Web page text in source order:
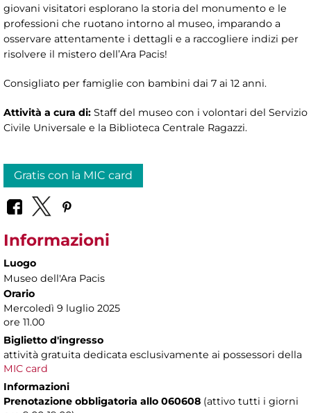
giovani visitatori esplorano la storia del monumento e le
professioni che ruotano intorno al museo, imparando a
osservare attentamente i dettagli e a raccogliere indizi per
risolvere il mistero dell’Ara Pacis!
Consigliato per famiglie con bambini dai 7 ai 12 anni.
Attività a cura di: Staff del museo con i volontari del Servizio
Civile Universale e la Biblioteca Centrale Ragazzi.
Gratis con la MIC card
Informazioni
Luogo
Museo dell'Ara Pacis
Orario
Mercoledì 9 luglio 2025
ore 11.00
Biglietto d'ingresso
attività gratuita dedicata esclusivamente ai possessori della
MIC card
Informazioni
Prenotazione obbligatoria allo 060608 (attivo tutti i giorni